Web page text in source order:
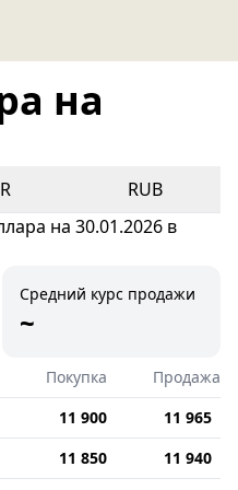
на
RUB
на 30.01.2026 в
Средний курс продажи
~
Покупка
Продажа
11 900
11 965
11 850
11 940